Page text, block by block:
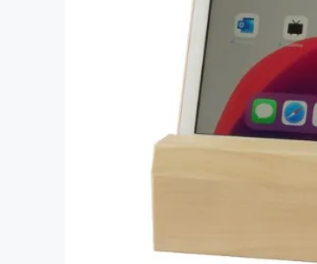
映像・映画
ビジネス・起業
まちづくり・地域活性化